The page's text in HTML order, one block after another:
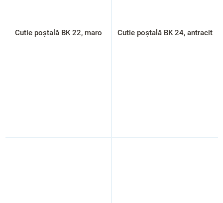
Cutie poștală BK 22, maro Cutie poștală BK 24, antracit